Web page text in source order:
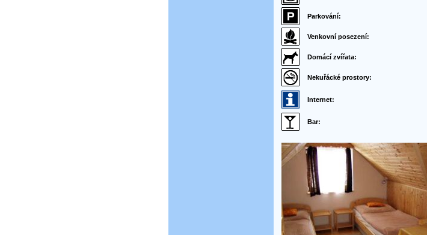
Parkování:
Venkovní posezení:
Domácí zvířata:
Nekuřácké prostory:
Internet:
Bar: